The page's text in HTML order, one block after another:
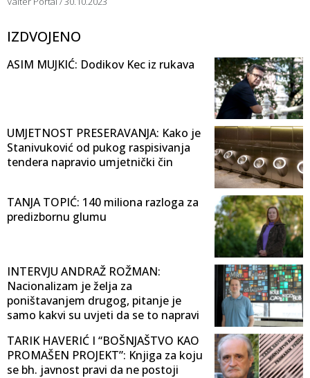
IZDVOJENO
ASIM MUJKIĆ: Dodikov Kec iz rukava
UMJETNOST PRESERAVANJA: Kako je
Stanivuković od pukog raspisivanja
tendera napravio umjetnički čin
TANJA TOPIĆ: 140 miliona razloga za
predizbornu glumu
INTERVJU ANDRAŽ ROŽMAN:
Nacionalizam je želja za
poništavanjem drugog, pitanje je
samo kakvi su uvjeti da se to napravi
TARIK HAVERIĆ I “BOŠNJAŠTVO KAO
PROMAŠEN PROJEKT”: Knjiga za koju
se bh. javnost pravi da ne postoji